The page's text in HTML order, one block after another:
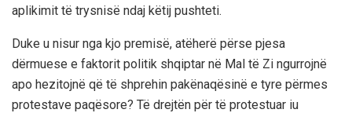
aplikimit të trysnisë ndaj këtij pushteti.
Duke u nisur nga kjo premisë, atëherë përse pjesa
dërmuese e faktorit politik shqiptar në Mal të Zi ngurrojnë
apo hezitojnë që të shprehin pakënaqësinë e tyre përmes
protestave paqësore? Të drejtën për të protestuar iu